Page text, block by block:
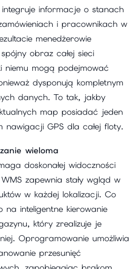
informacje o stanach
i pracownikach w
menedżerowie
obraz całej sieci
niemu mogą podejmować
dysponują kompletnym
danych. To tak, jakby
map posiadać jeden
nawigacji GPS dla całej floty.
wieloma
doskonałej widoczności
zapewnia stały wgląd w
w każdej lokalizacji. Co
na inteligentne kierowanie
który zrealizuje je
Oprogramowanie umożliwia
przesunięć